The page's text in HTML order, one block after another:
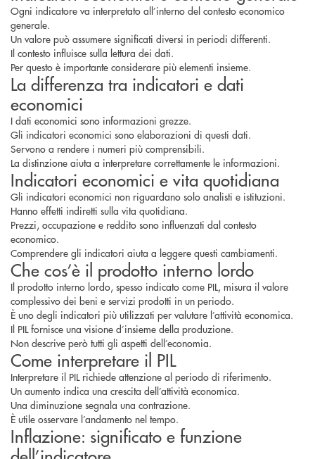
Ogni indicatore va interpretato all’interno del contesto economico
generale.
Un valore può assumere significati diversi in periodi differenti.
Il contesto influisce sulla lettura dei dati.
Per questo è importante considerare più elementi insieme.
La differenza tra indicatori e dati
economici
I dati economici sono informazioni grezze.
Gli indicatori economici sono elaborazioni di questi dati.
Servono a rendere i numeri più comprensibili.
La distinzione aiuta a interpretare correttamente le informazioni.
Indicatori economici e vita quotidiana
Gli indicatori economici non riguardano solo analisti e istituzioni.
Hanno effetti indiretti sulla vita quotidiana.
Prezzi, occupazione e reddito sono influenzati dal contesto
economico.
Comprendere gli indicatori aiuta a leggere questi cambiamenti.
Che cos’è il prodotto interno lordo
Il prodotto interno lordo, spesso indicato come PIL, misura il valore
complessivo dei beni e servizi prodotti in un periodo.
È uno degli indicatori più utilizzati per valutare l’attività economica.
Il PIL fornisce una visione d’insieme della produzione.
Non descrive però tutti gli aspetti dell’economia.
Come interpretare il PIL
Interpretare il PIL richiede attenzione al periodo di riferimento.
Un aumento indica una crescita dell’attività economica.
Una diminuzione segnala una contrazione.
È utile osservare l’andamento nel tempo.
Inflazione: significato e funzione